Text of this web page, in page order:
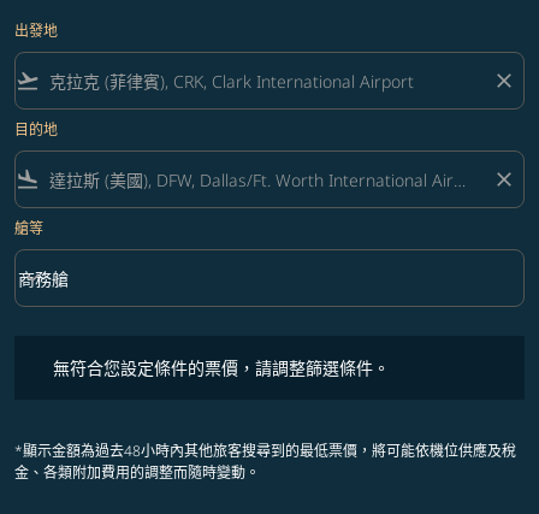
出發地
flight_takeoff close
目的地
flight_land close
艙等
艙等 option 商務艙 Selected
商務艙
keyboard_arrow_down
無符合您設定條件的票價，請調整篩選條件。
*顯示金額為過去48小時內其他旅客搜尋到的最低票價，將可能依機位供應及稅
金、各類附加費用的調整而隨時變動。